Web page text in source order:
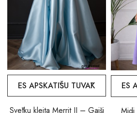
ES APSKATĪŠU TUVĀK
Svētku kleita Merrit II – Gaiši
ES